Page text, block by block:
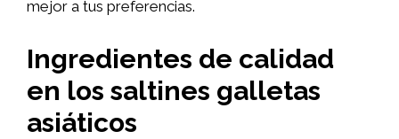
mejor a tus preferencias.
Ingredientes de calidad
en los saltines galletas
asiáticos